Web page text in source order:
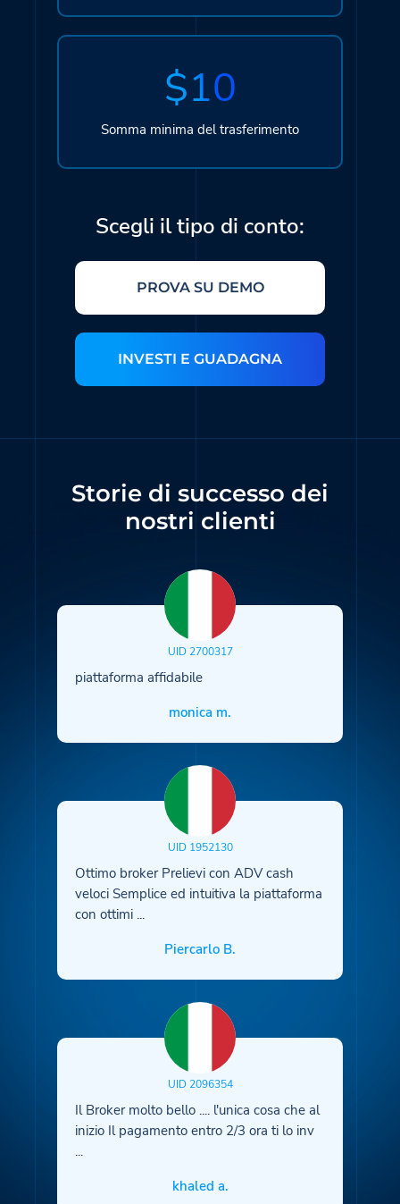
$10
Somma minima del trasferimento
Scegli il tipo di conto:
PROVA SU DEMO
INVESTI E GUADAGNA
Storie di successo dei
nostri clienti
UID 2700317
piattaforma affidabile
monica m.
UID 1952130
Ottimo broker Prelievi con ADV cash
veloci Semplice ed intuitiva la piattaforma
con ottimi ...
Piercarlo B.
UID 2096354
Il Broker molto bello .... l'unica cosa che al
inizio Il pagamento entro 2/3 ora ti lo inv
...
khaled a.